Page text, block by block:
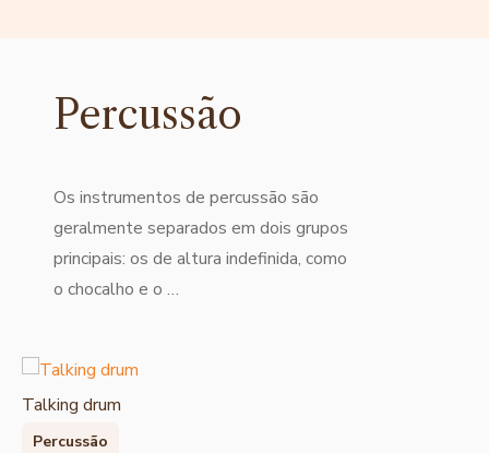
Percussão
Os instrumentos de percussão são
geralmente separados em dois grupos
principais: os de altura indefinida, como
o chocalho e o …
Talking drum
Percussão